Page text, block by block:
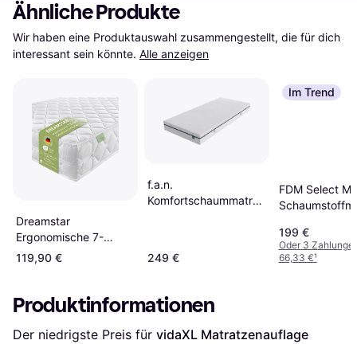
Ähnliche Produkte
Wir haben eine Produktauswahl zusammengestellt, die für dich
interessant sein könnte. Alle anzeigen
Dreamstar
Ergonomische 7-
Zonen XXL
Wendematratze 140 x
Schaumstoffmatratze
119,90 €
f.a.n.
Komfortschaummatratze
140x200cm
249 €
Im Trend
FDM Select
199 €
Oder 3
66,33 €¹
Produktinformationen
Der niedrigste Preis für vidaXL Matratzenauflage